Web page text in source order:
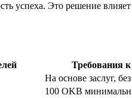
успеха. Это решение
Требования
На основе заслуг,
100 OKB